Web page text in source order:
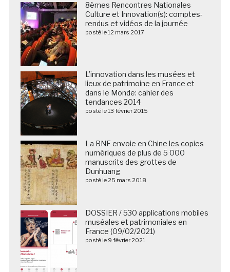
8èmes Rencontres Nationales
Culture et Innovation(s): comptes-
rendus et vidéos de la journée
posté le 12 mars 2017
L’innovation dans les musées et
lieux de patrimoine en France et
dans le Monde: cahier des
tendances 2014
posté le 13 février 2015
La BNF envoie en Chine les copies
numériques de plus de 5 000
manuscrits des grottes de
Dunhuang
posté le 25 mars 2018
DOSSIER / 530 applications mobiles
muséales et patrimoniales en
France (09/02/2021)
posté le 9 février 2021